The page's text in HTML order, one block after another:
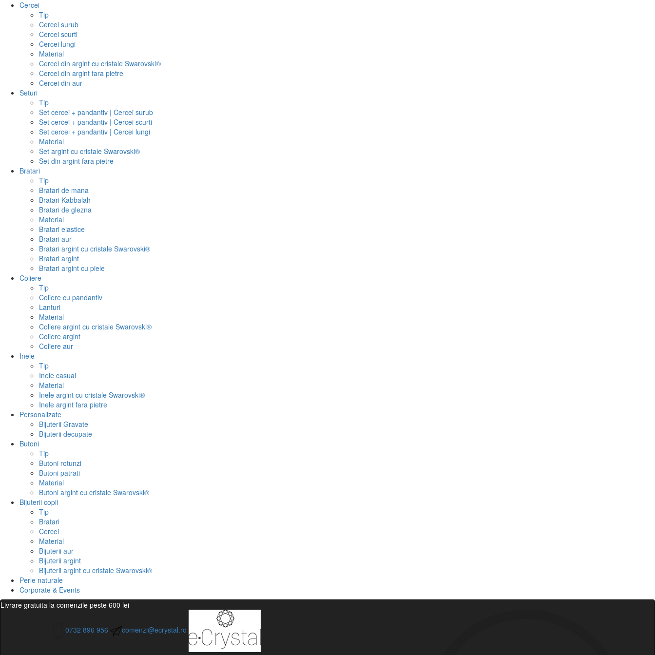
Cercei
Tip
Cercei surub
Cercei scurti
Cercei lungi
Material
Cercei din argint cu cristale Swarovski®
Cercei din argint fara pietre
Cercei din aur
Seturi
Tip
Set cercei + pandantiv | Cercei surub
Set cercei + pandantiv | Cercei scurti
Set cercei + pandantiv | Cercei lungi
Material
Set argint cu cristale Swarovski®
Set din argint fara pietre
Bratari
Tip
Bratari de mana
Bratari Kabbalah
Bratari de glezna
Material
Bratari elastice
Bratari aur
Bratari argint cu cristale Swarovski®
Bratari argint
Bratari argint cu piele
Coliere
Tip
Coliere cu pandantiv
Lanturi
Material
Coliere argint cu cristale Swarovski®
Coliere argint
Coliere aur
Inele
Tip
Inele casual
Material
Inele argint cu cristale Swarovski®
Inele argint fara pietre
Personalizate
Bijuterii Gravate
Bijuterii decupate
Butoni
Tip
Butoni rotunzi
Butoni patrati
Material
Butoni argint cu cristale Swarovski®
Bijuterii copii
Tip
Bratari
Cercei
Material
Bijuterii aur
Bijuterii argint
Bijuterii argint cu cristale Swarovski®
Perle naturale
Corporate & Events
Livrare gratuita la comenzile peste 600 lei
0732 896 956 comenzi@ecrystal.ro